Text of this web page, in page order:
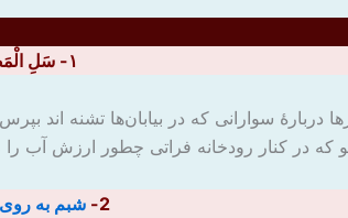
۱- سَلِ الْمَصانِعَ رَکْباً تَهیمُ فِی الْفَلَواتِ / تو قدرِ آب چه دانی که در کنارِ فُراتی
دربارۀ سوارانی که در بیابان‌ها تشنه اند
که در کنار رودخانه فراتی چطور ارزش آب را
2- شبم به